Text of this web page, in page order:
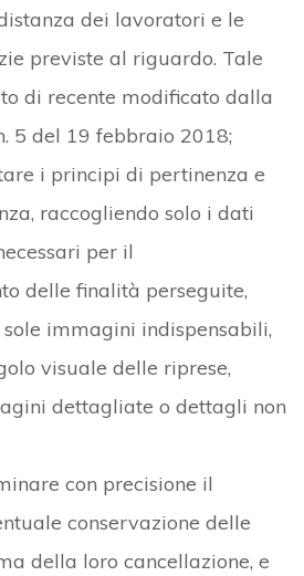
dei lavoratori e le
previste al riguardo. Tale
di recente modificato dalla
5 del 19 febbraio 2018;
i principi di pertinenza e
raccogliendo solo i dati
per il
delle finalità perseguite,
immagini indispensabili,
visuale delle riprese,
dettagliate o dettagli non
con precisione il
conservazione delle
della loro cancellazione, e